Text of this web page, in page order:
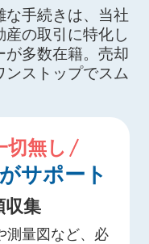
な手続きは、当社
の取引に特化し
が多数在籍。売却
ンストップでスム
切無し
サポート
収集
測量図など、必